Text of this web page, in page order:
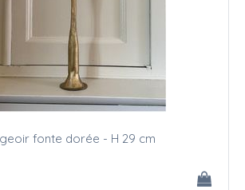
fonte dorée - H 29 cm